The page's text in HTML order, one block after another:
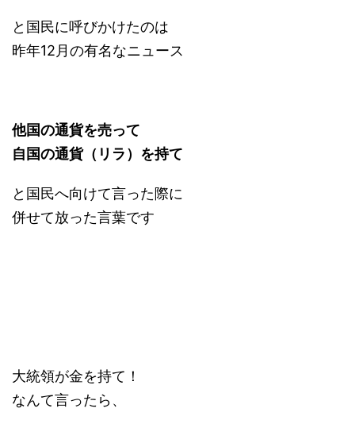
と国民に呼びかけたのは
昨年12月の有名なニュース
他国の通貨を売って
自国の通貨（リラ）を持て
と国民へ向けて言った際に
併せて放った言葉です
大統領が金を持て！
なんて言ったら、